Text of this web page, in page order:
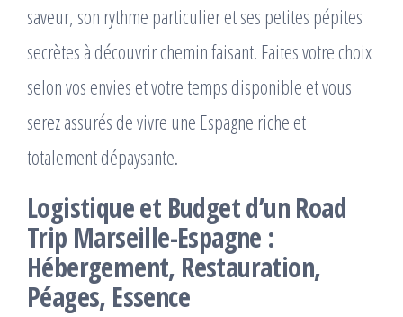
saveur, son rythme particulier et ses petites pépites
secrètes à découvrir chemin faisant. Faites votre choix
selon vos envies et votre temps disponible et vous
serez assurés de vivre une Espagne riche et
totalement dépaysante.
Logistique et Budget d’un Road
Trip Marseille-Espagne :
Hébergement, Restauration,
Péages, Essence